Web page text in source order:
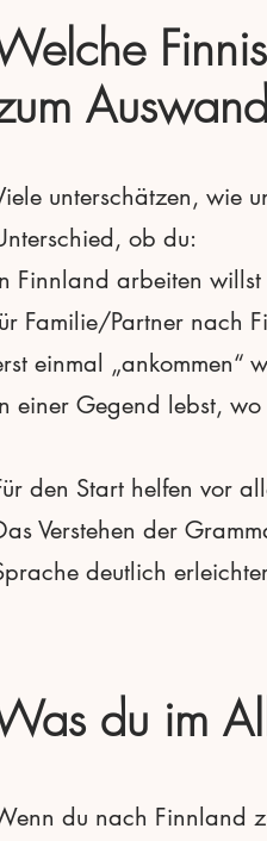
unterschätzen, wie
ob du:
Finnland arbeiten willst
Familie/Partner nach
einmal „ankommen“
einer Gegend lebst,
den Start helfen vor
Verstehen der
deutlich
du im
du nach Finnland